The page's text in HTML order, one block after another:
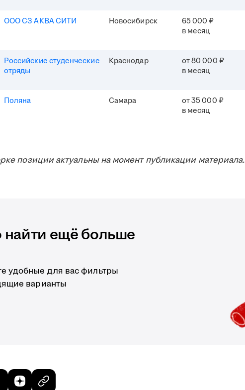
ООО СЗ АКВА СИТИ Новосибирск
65 000 ₽
в месяц
Российские студенческие
отряды
Краснодар
от 80 000 ₽
в месяц
Поляна Самара
от 35 000 ₽
в месяц
позиции актуальны на момент публикации материала.
ещё больше
удобные для вас фильтры
варианты